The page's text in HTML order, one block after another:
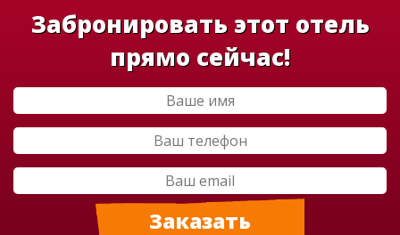
Забронировать этот отель
прямо сейчас!